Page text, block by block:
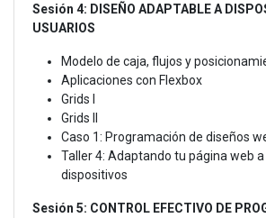
Sesión 4: DISEÑO ADAPTABLE A
USUARIOS
Modelo de caja, flujos y
Aplicaciones con Flexbox
Grids I
Grids II
Caso 1: Programación de diseños
Taller 4: Adaptando tu página web
dispositivos
Sesión 5: CONTROL EFECTIVO DE